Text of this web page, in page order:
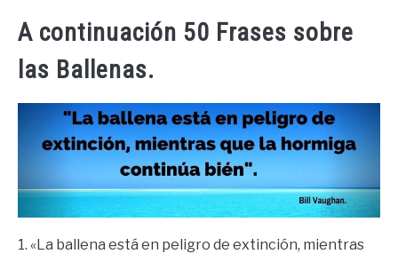
A continuación 50 Frases sobre
las Ballenas.
1. «La ballena está en peligro de extinción, mientras